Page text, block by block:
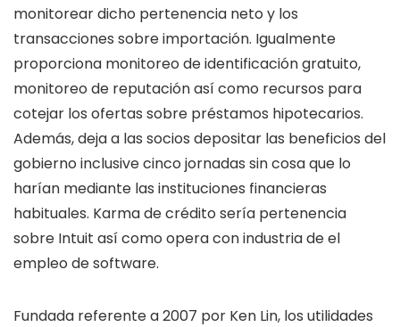
monitorear dicho pertenencia neto y los
transacciones sobre importación. Igualmente
proporciona monitoreo de identificación gratuito,
monitoreo de reputación así­ como recursos para
cotejar los ofertas sobre préstamos hipotecarios.
Además, deja a las socios depositar las beneficios del
gobierno inclusive cinco jornadas sin cosa que lo
harían mediante las instituciones financieras
habituales. Karma de crédito serí­a pertenencia
sobre Intuit así­ como opera con industria de el
empleo de software.
Fundada referente a 2007 por Ken Lin, los utilidades